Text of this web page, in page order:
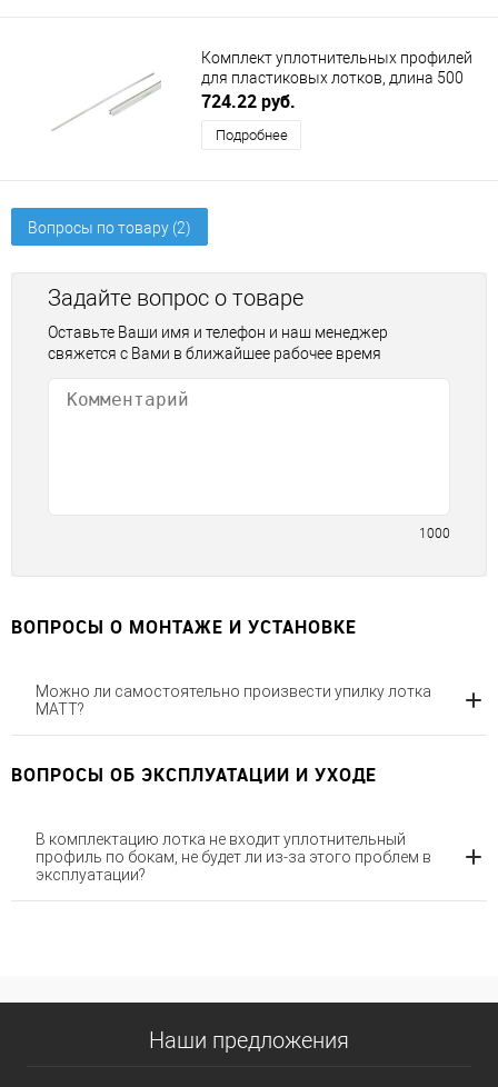
Комплект уплотнительных профилей
для пластиковых лотков, длина 500
мм DIRKS (ДИРКС)
724.22 руб.
Подробнее
Вопросы по товару (2)
Задайте вопрос о товаре
Оставьте Ваши имя и телефон и наш менеджер
свяжется с Вами в ближайшее рабочее время
1000
ВОПРОСЫ О МОНТАЖЕ И УСТАНОВКЕ
Можно ли самостоятельно произвести упилку лотка
MATT?
ВОПРОСЫ ОБ ЭКСПЛУАТАЦИИ И УХОДЕ
В комплектацию лотка не входит уплотнительный
профиль по бокам, не будет ли из-за этого проблем в
эксплуатации?
Наши предложения